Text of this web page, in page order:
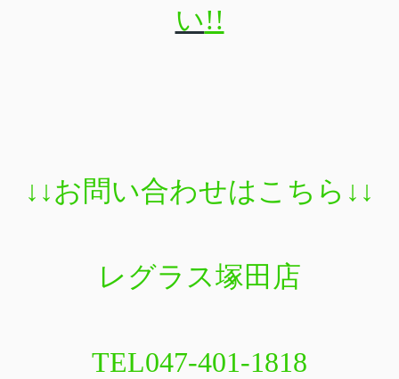
い!!
↓↓お問い合わせはこちら ↓↓
レグラス塚田店
TEL047-401-1818